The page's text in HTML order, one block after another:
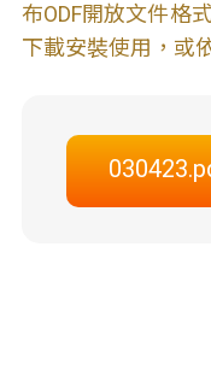
布ODF開放文件格
下載安裝使用，或